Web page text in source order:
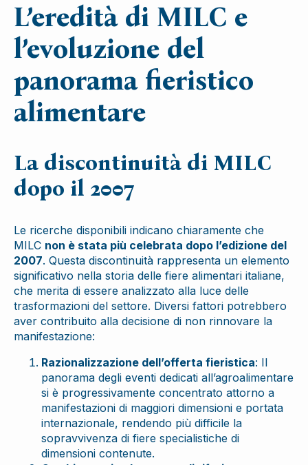
L’eredità di MILC e
l’evoluzione del
panorama fieristico
alimentare
La discontinuità di MILC
dopo il 2007
Le ricerche disponibili indicano chiaramente che
MILC non è stata più celebrata dopo l’edizione del
2007. Questa discontinuità rappresenta un elemento
significativo nella storia delle fiere alimentari italiane,
che merita di essere analizzato alla luce delle
trasformazioni del settore. Diversi fattori potrebbero
aver contribuito alla decisione di non rinnovare la
manifestazione:
Razionalizzazione dell’offerta fieristica: Il
panorama degli eventi dedicati all’agroalimentare
si è progressivamente concentrato attorno a
manifestazioni di maggiori dimensioni e portata
internazionale, rendendo più difficile la
sopravvivenza di fiere specialistiche di
dimensioni contenute.